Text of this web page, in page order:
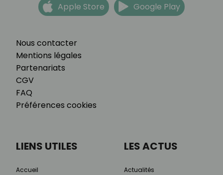
Nous contacter
Mentions légales
Partenariats
CGV
FAQ
Préférences cookies
Apple Store Google Play
LIENS UTILES
Accueil
LES ACTUS
Actualités